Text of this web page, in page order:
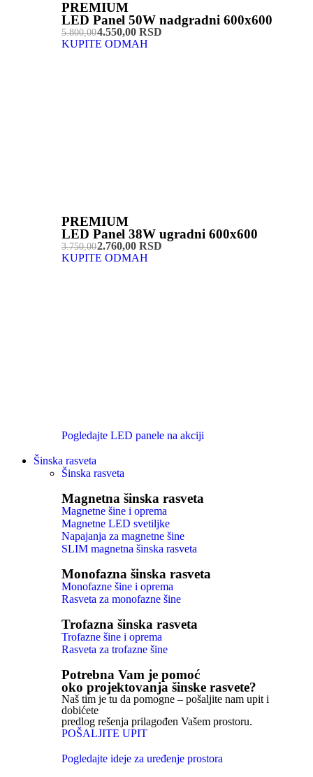
PREMIUM
LED Panel 50W nadgradni 600x600
5.800,004.550,00 RSD
KUPITE ODMAH
PREMIUM
LED Panel 38W ugradni 600x600
3.750,002.760,00 RSD
KUPITE ODMAH
Pogledajte LED panele na akciji
Šinska rasveta
Šinska rasveta
Magnetna šinska rasveta
Magnetne šine i oprema
Magnetne LED svetiljke
Napajanja za magnetne šine
SLIM magnetna šinska rasveta
Monofazna šinska rasveta
Monofazne šine i oprema
Rasveta za monofazne šine
Trofazna šinska rasveta
Trofazne šine i oprema
Rasveta za trofazne šine
Potrebna Vam je pomoć
oko projektovanja šinske rasvete?
Naš tim je tu da pomogne – pošaljite nam upit i
dobićete
predlog rešenja prilagođen Vašem prostoru.
POŠALJITE UPIT
Pogledajte ideje za uređenje prostora